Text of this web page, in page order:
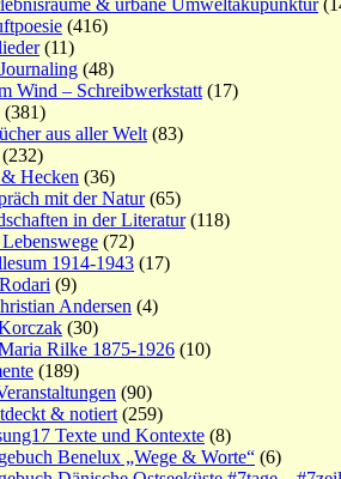
& urbane Umweltakupunktur
(416)
(11)
(48)
Wind – Schreibwerkstatt(17)
(381)
aus aller Welt(83)
(232)
Hecken (36)
mit der Natur(65)
in der Literatur(118)
(72)
1914-1943 (17)
(9)
Andersen (4)
(30)
Rilke 1875-1926 (10)
(189)
(90)
& notiert(259)
Texte und Kontexte (8)
Benelux „Wege & Worte“ (6)